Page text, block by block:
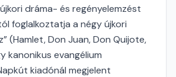
dráma- és regényelemzést
foglalkoztatja a négy újkori
(Hamlet, Don Juan, Don Quijote,
kanonikus evangélium
kiadónál megjelent